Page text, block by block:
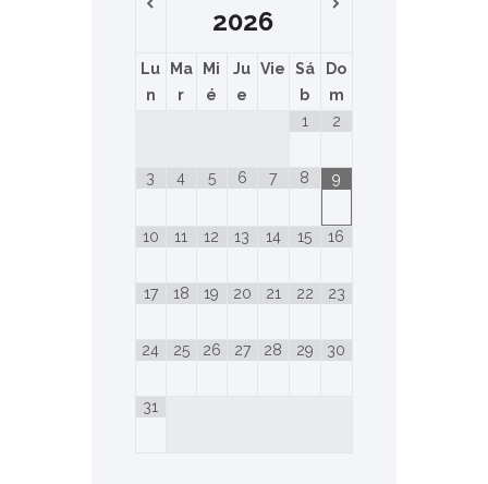
2026
Lu
n
Ma
r
Mi
é
Ju
e
Vie
Sá
b
Do
m
1
2
3 4 5 6 7 8 9
10 11 12 13 14 15 16
17 18 19 20 21 22 23
24 25 26 27 28 29 30
31